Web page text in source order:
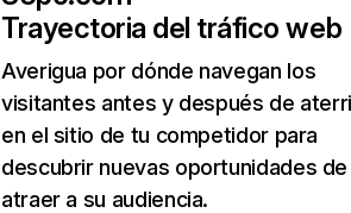
Trayectoria del tráfico web
Averigua por dónde navegan los
visitantes antes y después de
en el sitio de tu competidor para
descubrir nuevas oportunidades de
atraer a su audiencia.